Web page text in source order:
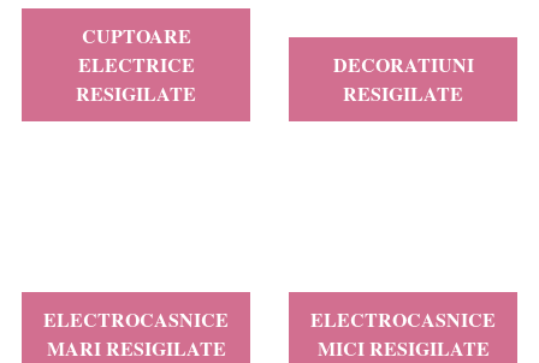
CUPTOARE
ELECTRICE
RESIGILATE
DECORATIUNI
RESIGILATE
ELECTROCASNICE
MARI RESIGILATE
ELECTROCASNICE
MICI RESIGILATE